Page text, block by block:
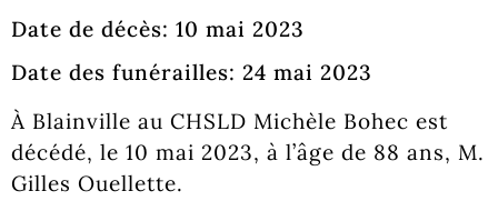
Date de décès: 10 mai 2023
Date des funérailles: 24 mai 2023
À Blainville au CHSLD Michèle Bohec est
décédé, le 10 mai 2023, à l’âge de 88 ans, M.
Gilles Ouellette.